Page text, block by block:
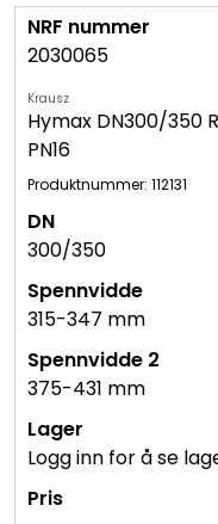
2030065
Krausz
Hymax DN300/350
PN16
Produktnummer: 112131
300/350
315-347 mm
375-431 mm
Logg inn for å se